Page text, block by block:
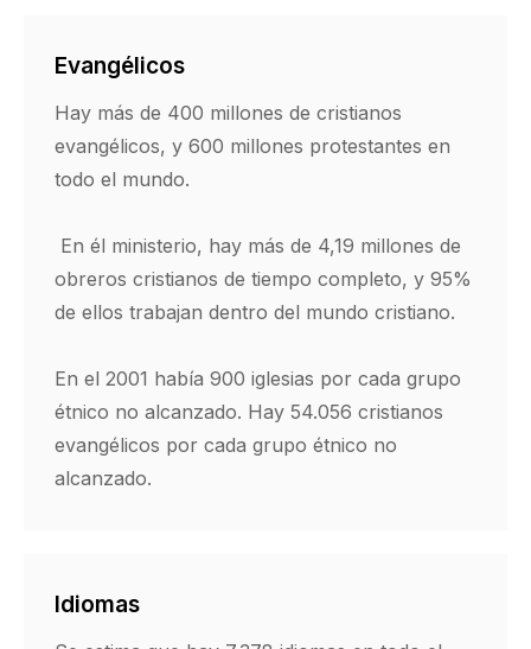
Evangélicos
Hay más de 400 millones de cristianos
evangélicos, y 600 millones protestantes en
todo el mundo.
En él ministerio, hay más de 4,19 millones de
obreros cristianos de tiempo completo, y 95%
de ellos trabajan dentro del mundo cristiano.
En el 2001 había 900 iglesias por cada grupo
étnico no alcanzado. Hay 54.056 cristianos
evangélicos por cada grupo étnico no
alcanzado.
Idiomas